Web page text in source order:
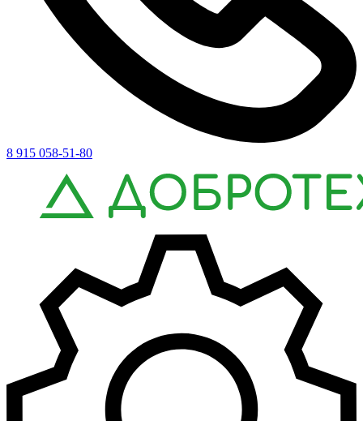
8 915 058-51-80